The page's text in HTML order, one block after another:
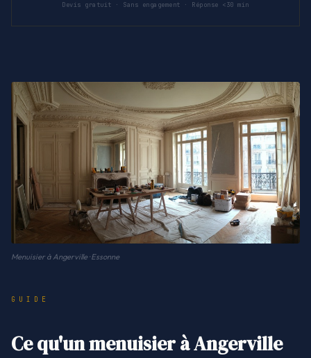
Devis gratuit · Sans engagement · Réponse <30 min
Menuisier à Angerville · Essonne
GUIDE
Ce qu'un menuisier à Angerville